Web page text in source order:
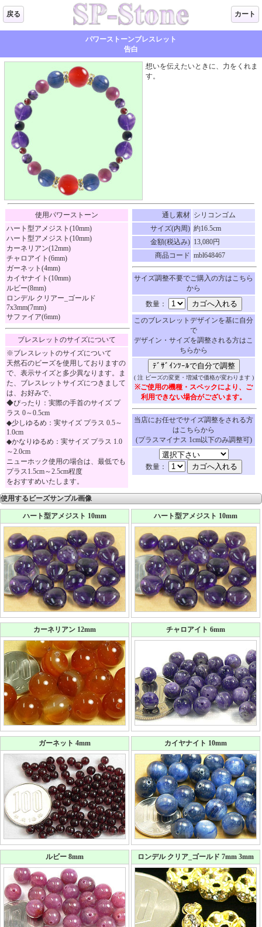
戻る カート
パワーストーンブレスレット
告白
想いを伝えたいときに、力をくれま
す。
使用パワーストーン
ハート型アメジスト(10mm)
ハート型アメジスト(10mm)
カーネリアン(12mm)
チャロアイト(6mm)
ガーネット(4mm)
カイヤナイト(10mm)
ルビー(8mm)
ロンデル クリアー_ゴールド
7x3mm(7mm)
サファイア(6mm)
ブレスレットのサイズについて
※ブレスレットのサイズについて
天然石のビーズを使用しておりますの
で、表示サイズと多少異なります。ま
た、ブレスレットサイズにつきまして
は、お好みで、
◆ぴったり：実際の手首のサイズ プ
ラス 0～0.5cm
◆少しゆるめ：実サイズ プラス 0.5～
1.0cm
◆かなりゆるめ：実サイズ プラス 1.0
～2.0cm
ニューホック使用の場合は、最低でも
プラス1.5cm～2.5cm程度
をおすすめいたします。
通し素材 シリコンゴム
サイズ(内周) 約16.5cm
金額(税込み) 13,080円
商品コード mbl648467
サイズ調整不要でご購入の方はこちら
から
数量：
このブレスレットデザインを基に自分
で
デザイン・サイズを調整される方はこ
ちらから
( 注 ビーズの変更・増減で価格が変わります )
※ご使用の機種・スペックにより、ご
利用できない場合がございます。
当店にお任せでサイズ調整をされる方
はこちらから
(プラスマイナス 1cm以下のみ調整可)
数量：
使用するビーズサンプル画像
ハート型アメジスト 10mm ハート型アメジスト 10mm
カーネリアン 12mm チャロアイト 6mm
ガーネット 4mm カイヤナイト 10mm
ルビー 8mm ロンデル クリア_ゴールド 7mm 3mm